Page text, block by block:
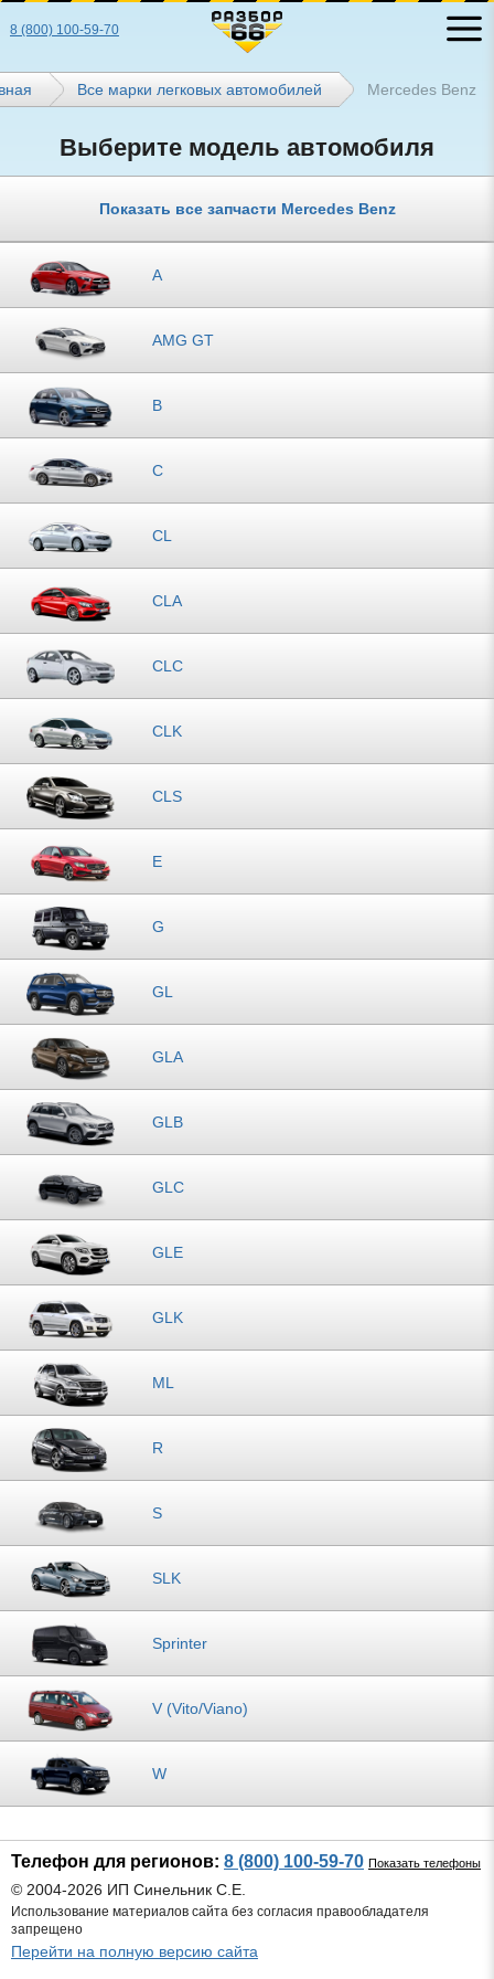
8 (800) 100-59-70
Все марки легковых автомобилей Mercedes Benz
Выберите модель автомобиля
Показать все запчасти Mercedes Benz
A
AMG GT
B
C
CL
CLA
CLC
CLK
CLS
E
G
GL
GLA
GLB
GLC
GLE
GLK
ML
R
S
SLK
Sprinter
V (Vito/Viano)
W
Телефон для регионов: 8 (800) 100-59-70 Показать телефоны
© 2004-2026 ИП Синельник С.Е.
Использование материалов сайта без согласия правообладателя
запрещено
Перейти на полную версию сайта